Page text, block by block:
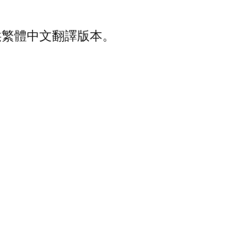
體中文翻譯版本。